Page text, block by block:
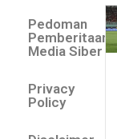
Pedoman
Pemberitaan
Media Siber
Privacy
Policy